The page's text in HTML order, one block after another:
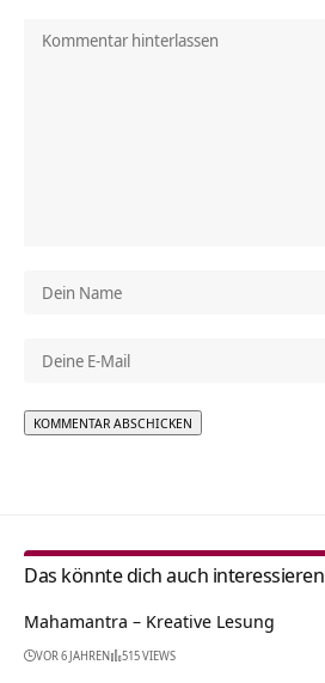
Das könnte dich auch interessieren
Mahamantra – Kreative Lesung
VOR 6 JAHREN 515 VIEWS